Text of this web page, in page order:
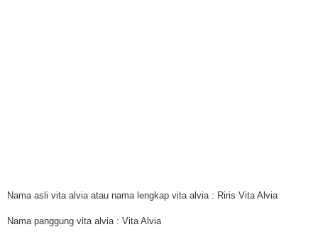
Nama asli vita alvia atau nama lengkap vita alvia : Riris Vita Alvia
Nama panggung vita alvia : Vita Alvia